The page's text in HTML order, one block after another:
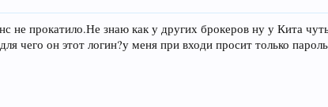
не прокатило.Не знаю как у других брокеров ну у Кита
чего он этот логин?у меня при входи просит только пароль